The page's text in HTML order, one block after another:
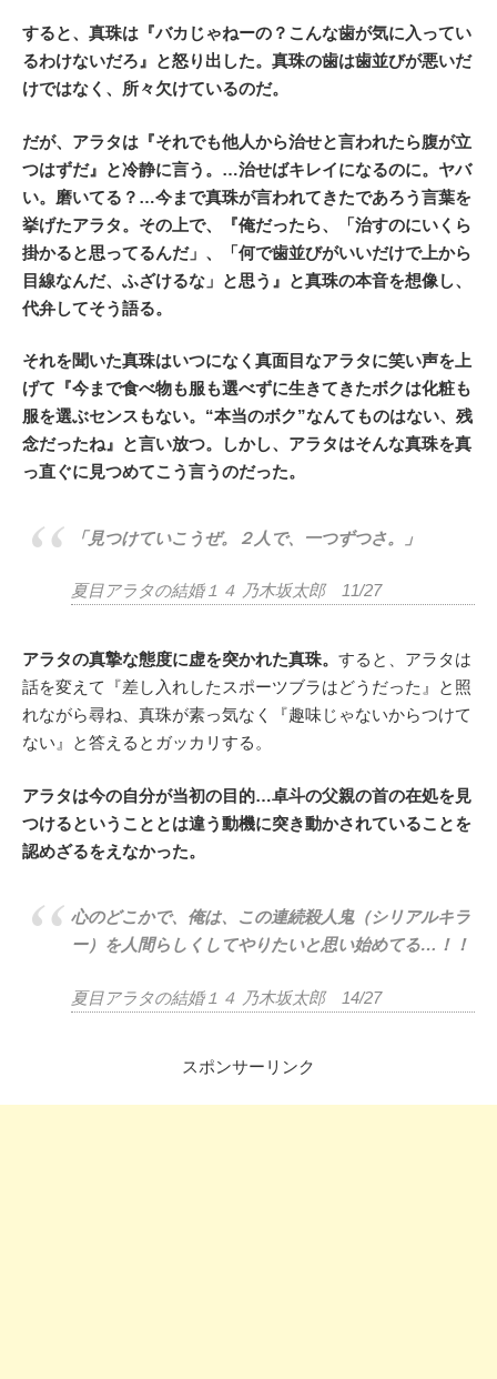
すると、真珠は『バカじゃねーの？こんな歯が気に入ってい
るわけないだろ』と怒り出した。真珠の歯は歯並びが悪いだ
けではなく、所々欠けているのだ。
だが、アラタは『それでも他人から治せと言われたら腹が立
つはずだ』と冷静に言う。…治せばキレイになるのに。ヤバ
い。磨いてる？…今まで真珠が言われてきたであろう言葉を
挙げたアラタ。その上で、『俺だったら、「治すのにいくら
掛かると思ってるんだ」、「何で歯並びがいいだけで上から
目線なんだ、ふざけるな」と思う』と真珠の本音を想像し、
代弁してそう語る。
それを聞いた真珠はいつになく真面目なアラタに笑い声を上
げて『今まで食べ物も服も選べずに生きてきたボクは化粧も
服を選ぶセンスもない。“本当のボク”なんてものはない、残
念だったね』と言い放つ。しかし、アラタはそんな真珠を真
っ直ぐに見つめてこう言うのだった。
「見つけていこうぜ。２人で、一つずつさ。」
夏目アラタの結婚１４ 乃木坂太郎 11/27
アラタの真摯な態度に虚を突かれた真珠。 すると、アラタは
話を変えて『差し入れしたスポーツブラはどうだった』と照
れながら尋ね、真珠が素っ気なく『趣味じゃないからつけて
ない』と答えるとガッカリする。
アラタは今の自分が当初の目的…卓斗の父親の首の在処を見
つけるということとは違う動機に突き動かされていることを
認めざるをえなかった。
心のどこかで、俺は、この連続殺人鬼（シリアルキラ
ー）を人間らしくしてやりたいと思い始めてる…！！
夏目アラタの結婚１４ 乃木坂太郎 14/27
スポンサーリンク